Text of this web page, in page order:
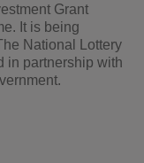
Grant
It is being
National Lottery
in partnership with